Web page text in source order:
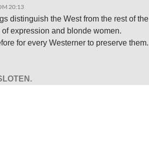
20:13
distinguish the West from the rest of the
expression and blonde women.
for every Westerner to preserve them.